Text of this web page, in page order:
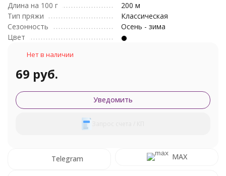
Длина на 100 г
200 м
Тип пряжи
Классическая
Сезонность
Осень - зима
Цвет
Нет в наличии
69 руб.
Уведомить
Telegram MAX